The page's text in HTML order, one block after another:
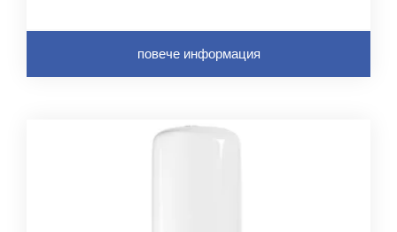
повече информация